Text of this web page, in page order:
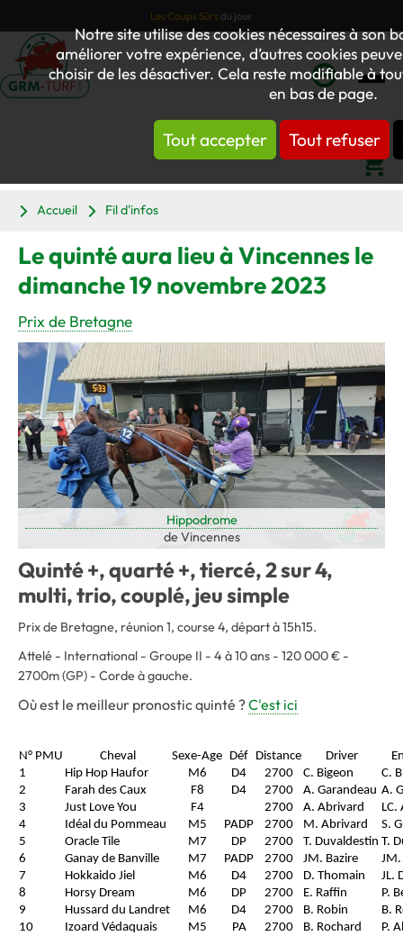
Notre site utilise des cookies nécessaires à son
améliorer votre expérience, d’autres cookies
choisir de les désactiver. Cela reste modifiable à
en bas de page.
Tout accepter Tout refuser
Les Coups Sûrs du jour
Mon
Panier
Accueil
Fil d'infos
Le quinté aura lieu à Vincennes le
dimanche 19 novembre 2023
Prix de Bretagne
Hippodrome
de Vincennes
Quinté +, quarté +, tiercé, 2 sur 4,
multi, trio, couplé, jeu simple
Prix de Bretagne, réunion 1, course 4, départ à 15h15.
Attelé - International - Groupe II - 4 à 10 ans - 120 000 € -
2700m (GP) - Corde à gauche.
Où est le meilleur pronostic quinté ?C'est ici
N° PMU Cheval Sexe-Age Déf Distance Driver
1
Hip Hop Haufor M6 D4 2700 C. Bigeon
C.
2
Farah des Caux F8 D4 2700 A. Garandeau A.
3
Just Love You F4 2700 A. Abrivard
LC.
4
Idéal du Pommeau M5 PADP 2700 M. Abrivard
S.
5
Oracle Tile M7 DP 2700 T. Duvaldestin T.
6
Ganay de Banville M7 PADP 2700 JM. Bazire
JM.
7
Hokkaido Jiel M6 D4 2700 D. Thomain
JL.
8
Horsy Dream M6 DP 2700 E. Raffin
P.
9
Hussard du Landret M6 D4 2700 B. Robin
B.
10
Izoard Védaquais M5 PA 2700 B. Rochard
P.